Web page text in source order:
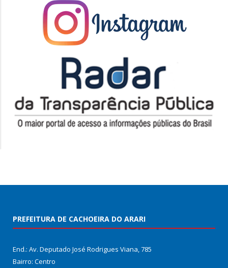
PREFEITURA DE CACHOEIRA DO ARARI
End.: Av. Deputado José Rodrigues Viana, 785
Bairro: Centro